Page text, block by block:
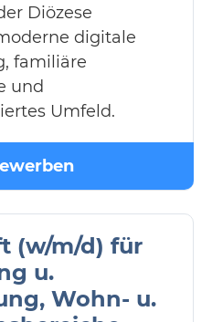
Diözese
digitale
familiäre
und
Umfeld.
(w/m/d) für
u.
Wohn- u.